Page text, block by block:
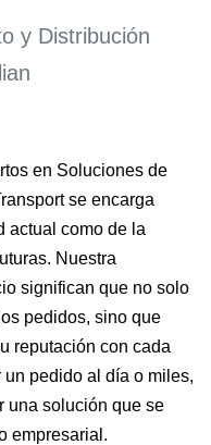
y Distribución
en Soluciones de
se encarga
actual como de la
Nuestra
significan que no solo
pedidos, sino que
reputación con cada
pedido al día o miles,
una solución que se
empresarial.